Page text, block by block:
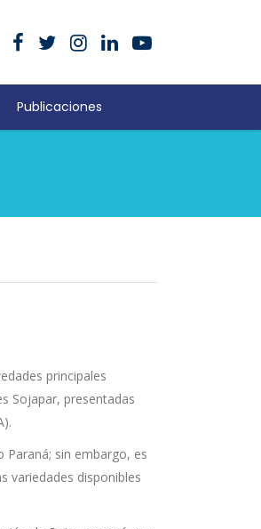
Publicaciones
principales
Sojapar, presentadas
Paraná; sin embargo, es
variedades disponibles